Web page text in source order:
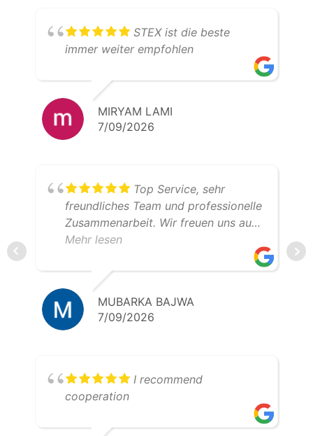
STEX ist die beste
immer weiter empfohlen
MIRYAM LAMI
7/09/2026
Top Service, sehr
freundliches Team und professionelle
Zusammenarbeit. Wir freuen uns auf
weitere gemeinsame Transporte.
Mehr lesen
MUBARKA BAJWA
7/09/2026
I recommend
cooperation